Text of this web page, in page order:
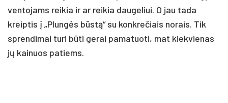
ven­to­jams rei­kia ir ar rei­kia dau­ge­liui. O jau ta­da
kreip­tis į „Plungės būstą“ su konk­re­čiais no­rais. Tik
spren­di­mai tu­ri būti ge­rai pa­ma­tuo­ti, mat kiek­vie­nas
jų kai­nuos pa­tiems.